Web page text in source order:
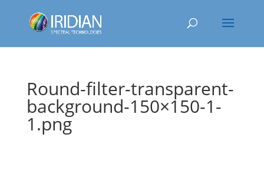
Round-filter-transparent-
background-150×150-1-
1.png